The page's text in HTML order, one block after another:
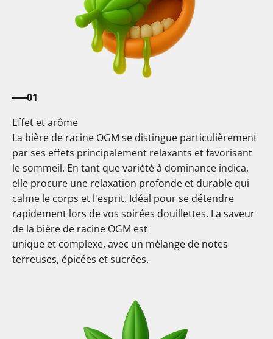
01
Effet et arôme
La bière de racine OGM se distingue particulièrement
par ses effets principalement relaxants et favorisant
le sommeil. En tant que variété à dominance indica,
elle procure une relaxation profonde et durable qui
calme le corps et l'esprit. Idéal pour se détendre
rapidement lors de vos soirées douillettes. La saveur
de la bière de racine OGM est
unique et complexe, avec un mélange de notes
terreuses, épicées et sucrées.